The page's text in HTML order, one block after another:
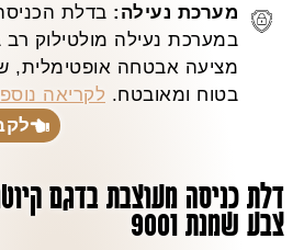
מערכת נעילה: בדלת
במערכת נעילה מולטילוק
מציעה אבטחה אופטימלית,
בטוח ומאובטח. לקריאה
דלת כניסה מעוצבת בדגם
צבע שמנת 9001